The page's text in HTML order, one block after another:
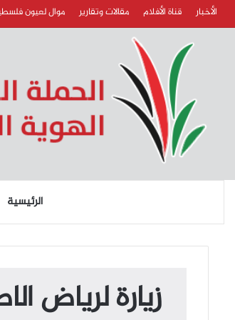
الأخبار قناة الأفلام مقالات وتقارير موال لعيون
الرئيسية
زيارة لرياض